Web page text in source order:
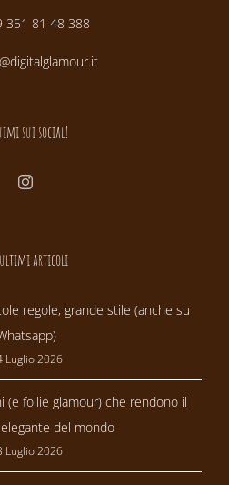
351 81 48 388
sui social!
articoli
regole, grande stile (anche su
Luglio 2026
(e follie glamour) che rendono il
del mondo
Luglio 2026